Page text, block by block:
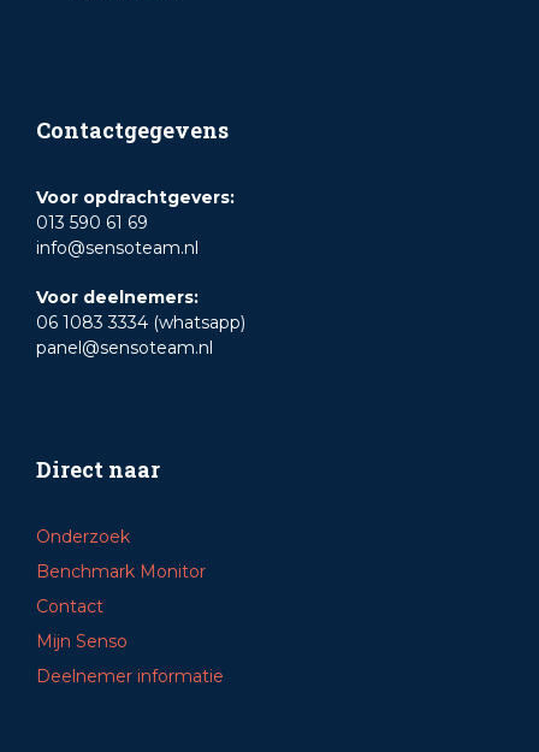
Contactgegevens
Voor opdrachtgevers:
013 590 61 69
info@sensoteam.nl
Voor deelnemers:
06 1083 3334 (whatsapp)
panel@sensoteam.nl
Direct naar
Onderzoek
Benchmark Monitor
Contact
Mijn Senso
Deelnemer informatie